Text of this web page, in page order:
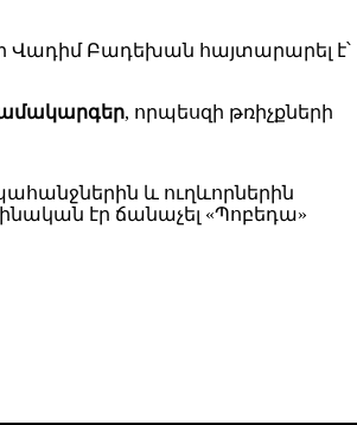
Վադիմ Բադեխան հայտարարել է՝
, որպեսզի թռիչքների
և ուղևորներին
էր ճանաչել «Պոբեդա»